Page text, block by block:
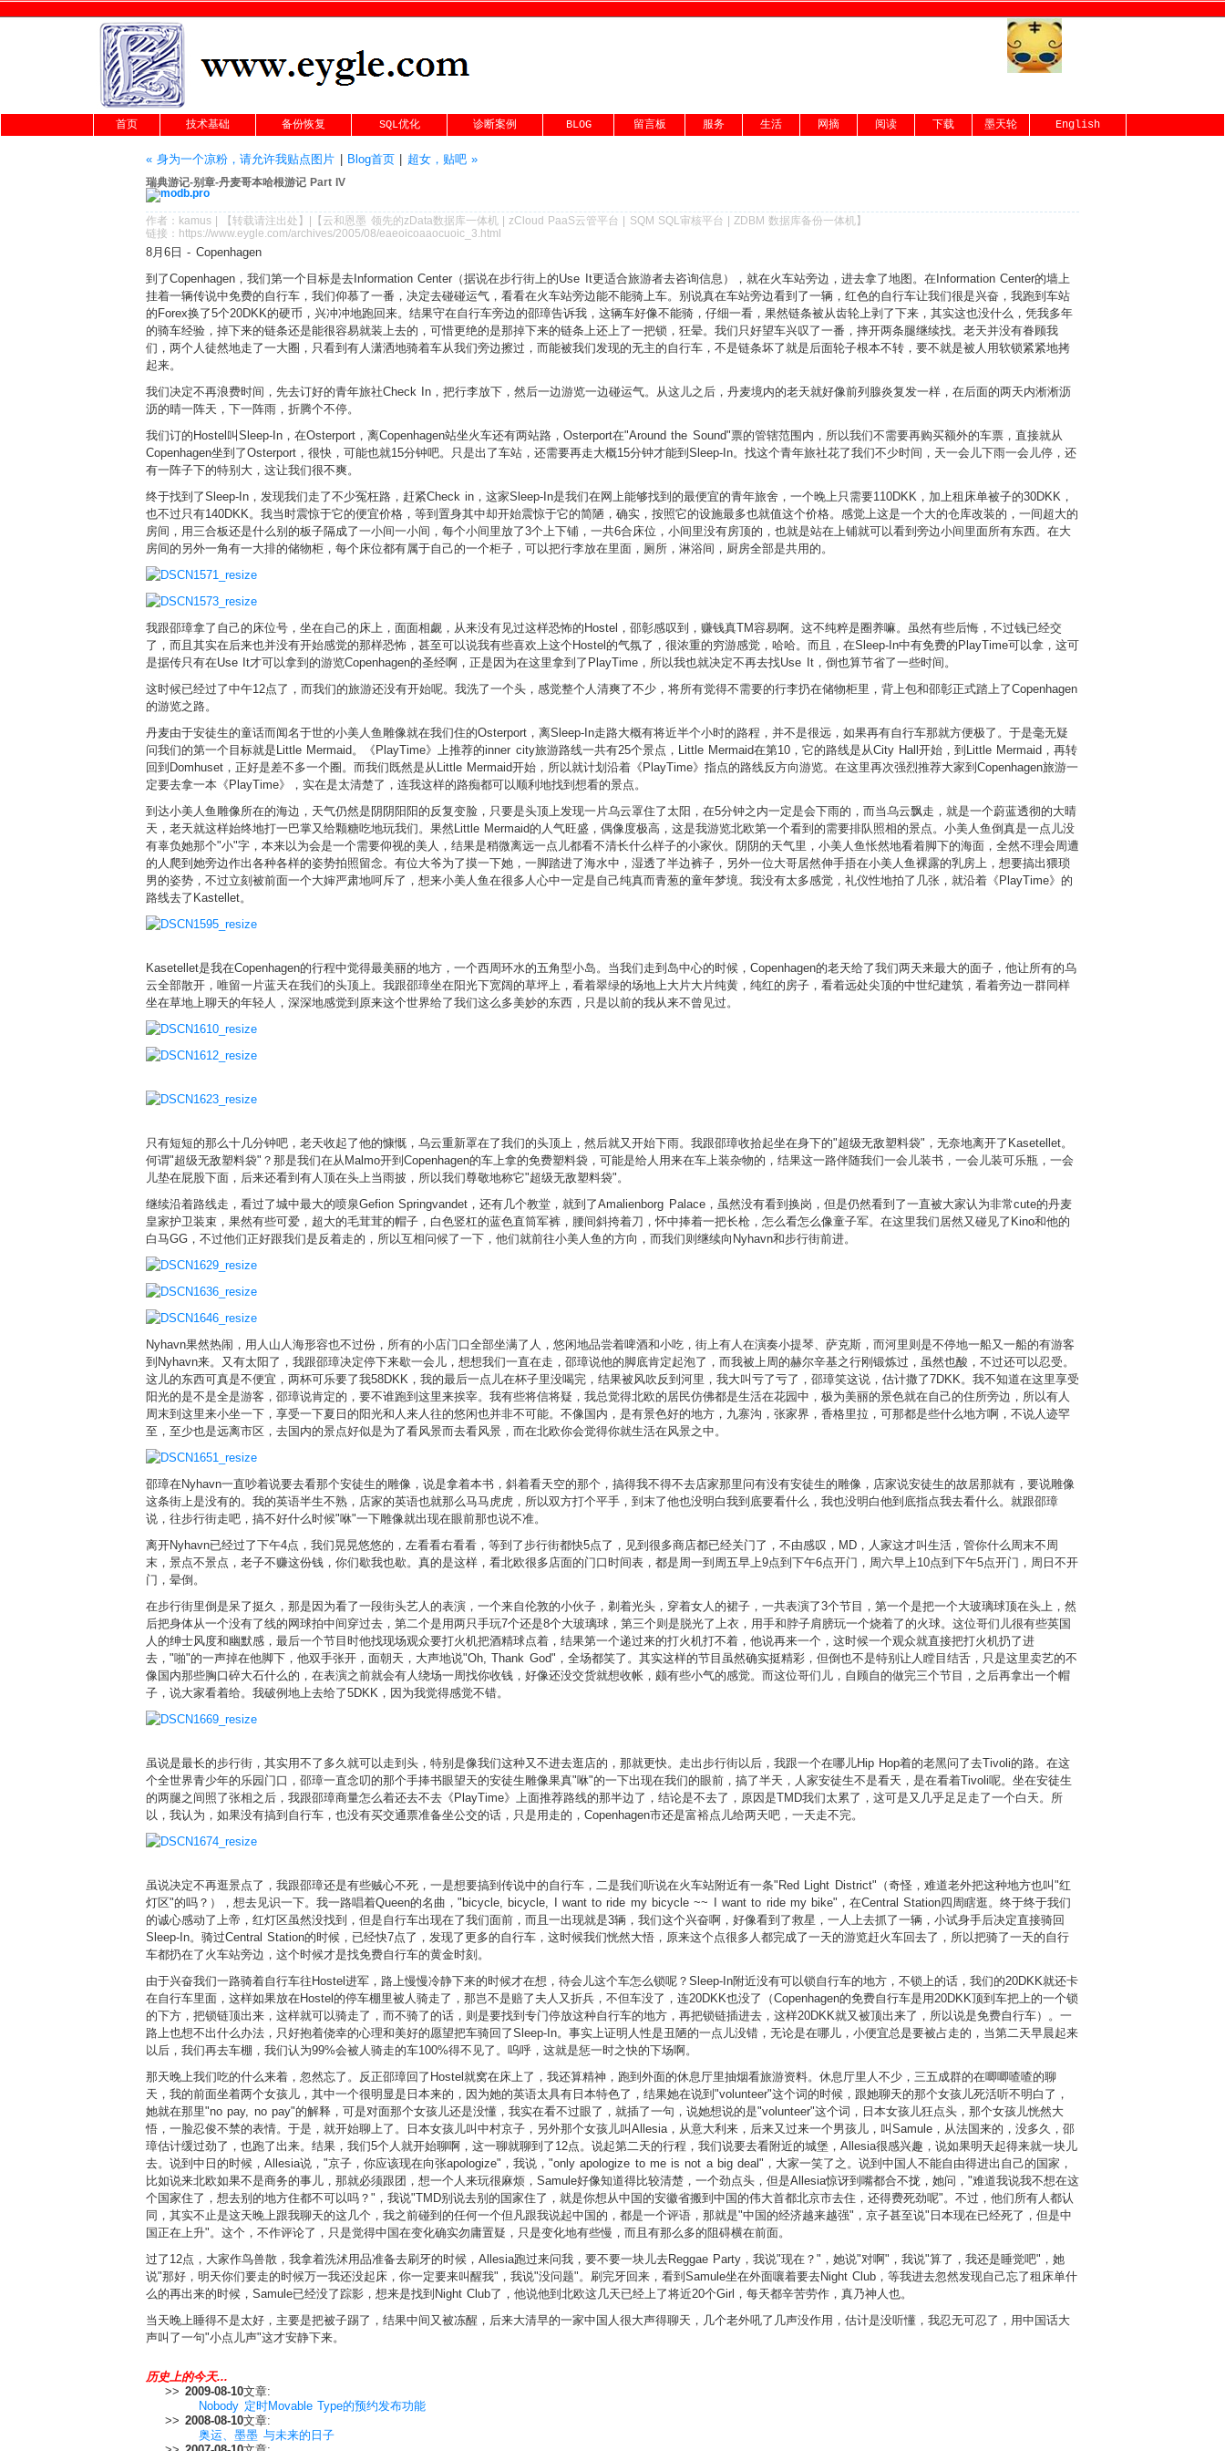
首页 技术基础 备份恢复 SQL优化 诊断案例 BLOG 留言板 服务 生活 网摘 阅读 下载 墨天轮 English
« 身为一个凉粉，请允许我贴点图片 Blog首页| 超女，贴吧 »
瑞典游记-别章-丹麦哥本哈根游记 Part IV
作者：kamus | 【转载请注出处 】|【 云和恩墨 领先的zData数据库一体机|zCloud PaaS云管平台 SQM SQL审核平台 |ZDBM 数据库备份一体机】
链接： https://www.eygle.com/archives/2005/08/eaeoicoaaocuoic_3.html
8月6日 - Copenhagen
到了Copenhagen，我们第一个目标是去Information Center（据说在步行街上的Use It更适合旅游者去咨询信息），就在火车站旁边，进去拿了地图。在Information Center的墙上
挂着一辆传说中免费的自行车，我们仰慕了一番，决定去碰碰运气，看看在火车站旁边能不能骑上车。别说真在车站旁边看到了一辆，红色的自行车让我们很是兴奋，我跑到车站
的Forex换了5个20DKK的硬币，兴冲冲地跑回来。结果守在自行车旁边的邵璋告诉我，这辆车好像不能骑，仔细一看，果然链条被从齿轮上剥了下来，其实这也没什么，凭我多年
的骑车经验，掉下来的链条还是能很容易就装上去的，可惜更绝的是那掉下来的链条上还上了一把锁，狂晕。我们只好望车兴叹了一番，摔开两条腿继续找。老天并没有眷顾我
们，两个人徒然地走了一大圈，只看到有人潇洒地骑着车从我们旁边擦过，而能被我们发现的无主的自行车，不是链条坏了就是后面轮子根本不转，要不就是被人用软锁紧紧地拷
起来。
我们决定不再浪费时间，先去订好的青年旅社Check In，把行李放下，然后一边游览一边碰运气。从这儿之后，丹麦境内的老天就好像前列腺炎复发一样，在后面的两天内淅淅沥
沥的晴一阵天，下一阵雨，折腾个不停。
我们订的Hostel叫Sleep-In，在Osterport，离Copenhagen站坐火车还有两站路，Osterport在"Around the Sound"票的管辖范围内，所以我们不需要再购买额外的车票，直接就从
Copenhagen坐到了Osterport，很快，可能也就15分钟吧。只是出了车站，还需要再走大概15分钟才能到Sleep-In。找这个青年旅社花了我们不少时间，天一会儿下雨一会儿停，还
有一阵子下的特别大，这让我们很不爽。
终于找到了Sleep-In，发现我们走了不少冤枉路，赶紧Check in，这家Sleep-In是我们在网上能够找到的最便宜的青年旅舍，一个晚上只需要110DKK，加上租床单被子的30DKK，
也不过只有140DKK。我当时震惊于它的便宜价格，等到置身其中却开始震惊于它的简陋，确实，按照它的设施最多也就值这个价格。感觉上这是一个大的仓库改装的，一间超大的
房间，用三合板还是什么别的板子隔成了一小间一小间，每个小间里放了3个上下铺，一共6合床位，小间里没有房顶的，也就是站在上铺就可以看到旁边小间里面所有东西。在大
房间的另外一角有一大排的储物柜，每个床位都有属于自己的一个柜子，可以把行李放在里面，厕所，淋浴间，厨房全部是共用的。
我跟邵璋拿了自己的床位号，坐在自己的床上，面面相觑，从来没有见过这样恐怖的Hostel，邵彰感叹到，赚钱真TM容易啊。这不纯粹是圈养嘛。虽然有些后悔，不过钱已经交
了，而且其实在后来也并没有开始感觉的那样恐怖，甚至可以说我有些喜欢上这个Hostel的气氛了，很浓重的穷游感觉，哈哈。而且，在Sleep-In中有免费的PlayTime可以拿，这可
是据传只有在Use It才可以拿到的游览Copenhagen的圣经啊，正是因为在这里拿到了PlayTime，所以我也就决定不再去找Use It，倒也算节省了一些时间。
这时候已经过了中午12点了，而我们的旅游还没有开始呢。我洗了一个头，感觉整个人清爽了不少，将所有觉得不需要的行李扔在储物柜里，背上包和邵彰正式踏上了Copenhagen
的游览之路。
丹麦由于安徒生的童话而闻名于世的小美人鱼雕像就在我们住的Osterport，离Sleep-In走路大概有将近半个小时的路程，并不是很远，如果再有自行车那就方便极了。于是毫无疑
问我们的第一个目标就是Little Mermaid。《PlayTime》上推荐的inner city旅游路线一共有25个景点，Little Mermaid在第10，它的路线是从City Hall开始，到Little Mermaid，再转
回到Domhuset，正好是差不多一个圈。而我们既然是从Little Mermaid开始，所以就计划沿着《PlayTime》指点的路线反方向游览。在这里再次强烈推荐大家到Copenhagen旅游一
定要去拿一本《PlayTime》，实在是太清楚了，连我这样的路痴都可以顺利地找到想看的景点。
到达小美人鱼雕像所在的海边，天气仍然是阴阴阳阳的反复变脸，只要是头顶上发现一片乌云罩住了太阳，在5分钟之内一定是会下雨的，而当乌云飘走，就是一个蔚蓝透彻的大晴
天，老天就这样始终地打一巴掌又给颗糖吃地玩我们。果然Little Mermaid的人气旺盛，偶像度极高，这是我游览北欧第一个看到的需要排队照相的景点。小美人鱼倒真是一点儿没
有辜负她那个"小"字，本来以为会是一个需要仰视的美人，结果是稍微离远一点儿都看不清长什么样子的小家伙。阴阴的天气里，小美人鱼怅然地看着脚下的海面，全然不理会周遭
的人爬到她旁边作出各种各样的姿势拍照留念。有位大爷为了摸一下她，一脚踏进了海水中，湿透了半边裤子，另外一位大哥居然伸手捂在小美人鱼裸露的乳房上，想要搞出猥琐
男的姿势，不过立刻被前面一个大婶严肃地呵斥了，想来小美人鱼在很多人心中一定是自己纯真而青葱的童年梦境。我没有太多感觉，礼仪性地拍了几张，就沿着《PlayTime》的
路线去了Kastellet。
Kasetellet是我在Copenhagen的行程中觉得最美丽的地方，一个西周环水的五角型小岛。当我们走到岛中心的时候，Copenhagen的老天给了我们两天来最大的面子，他让所有的乌
云全部散开，唯留一片蓝天在我们的头顶上。我跟邵璋坐在阳光下宽阔的草坪上，看着翠绿的场地上大片大片纯黄，纯红的房子，看着远处尖顶的中世纪建筑，看着旁边一群同样
坐在草地上聊天的年轻人，深深地感觉到原来这个世界给了我们这么多美妙的东西，只是以前的我从来不曾见过。
只有短短的那么十几分钟吧，老天收起了他的慷慨，乌云重新罩在了我们的头顶上，然后就又开始下雨。我跟邵璋收拾起坐在身下的"超级无敌塑料袋"，无奈地离开了Kasetellet。
何谓"超级无敌塑料袋"？那是我们在从Malmo开到Copenhagen的车上拿的免费塑料袋，可能是给人用来在车上装杂物的，结果这一路伴随我们一会儿装书，一会儿装可乐瓶，一会
儿垫在屁股下面，后来还看到有人顶在头上当雨披，所以我们尊敬地称它"超级无敌塑料袋"。
继续沿着路线走，看过了城中最大的喷泉Gefion Springvandet，还有几个教堂，就到了Amalienborg Palace，虽然没有看到换岗，但是仍然看到了一直被大家认为非常cute的丹麦
皇家护卫装束，果然有些可爱，超大的毛茸茸的帽子，白色竖杠的蓝色直筒军裤，腰间斜挎着刀，怀中捧着一把长枪，怎么看怎么像童子军。在这里我们居然又碰见了Kino和他的
白马GG，不过他们正好跟我们是反着走的，所以互相问候了一下，他们就前往小美人鱼的方向，而我们则继续向Nyhavn和步行街前进。
Nyhavn果然热闹，用人山人海形容也不过份，所有的小店门口全部坐满了人，悠闲地品尝着啤酒和小吃，街上有人在演奏小提琴、萨克斯，而河里则是不停地一船又一船的有游客
到Nyhavn来。又有太阳了，我跟邵璋决定停下来歇一会儿，想想我们一直在走，邵璋说他的脚底肯定起泡了，而我被上周的赫尔辛基之行刚锻炼过，虽然也酸，不过还可以忍受。
这儿的东西可真是不便宜，两杯可乐要了我58DKK，我的最后一点儿在杯子里没喝完，结果被风吹反到河里，我大叫亏了亏了，邵璋笑这说，估计撒了7DKK。我不知道在这里享受
阳光的是不是全是游客，邵璋说肯定的，要不谁跑到这里来挨宰。我有些将信将疑，我总觉得北欧的居民仿佛都是生活在花园中，极为美丽的景色就在自己的住所旁边，所以有人
周末到这里来小坐一下，享受一下夏日的阳光和人来人往的悠闲也并非不可能。不像国内，是有景色好的地方，九寨沟，张家界，香格里拉，可那都是些什么地方啊，不说人迹罕
至，至少也是远离市区，去国内的景点好似是为了看风景而去看风景，而在北欧你会觉得你就生活在风景之中。
邵璋在Nyhavn一直吵着说要去看那个安徒生的雕像，说是拿着本书，斜着看天空的那个，搞得我不得不去店家那里问有没有安徒生的雕像，店家说安徒生的故居那就有，要说雕像
这条街上是没有的。我的英语半生不熟，店家的英语也就那么马马虎虎，所以双方打个平手，到末了他也没明白我到底要看什么，我也没明白他到底指点我去看什么。就跟邵璋
说，往步行街走吧，搞不好什么时候"咻"一下雕像就出现在眼前那也说不准。
离开Nyhavn已经过了下午4点，我们晃晃悠悠的，左看看右看看，等到了步行街都快5点了，见到很多商店都已经关门了，不由感叹，MD，人家这才叫生活，管你什么周末不周
末，景点不景点，老子不赚这份钱，你们歇我也歇。真的是这样，看北欧很多店面的门口时间表，都是周一到周五早上9点到下午6点开门，周六早上10点到下午5点开门，周日不开
门，晕倒。
在步行街里倒是呆了挺久，那是因为看了一段街头艺人的表演，一个来自伦敦的小伙子，剃着光头，穿着女人的裙子，一共表演了3个节目，第一个是把一个大玻璃球顶在头上，然
后把身体从一个没有了线的网球拍中间穿过去，第二个是用两只手玩7个还是8个大玻璃球，第三个则是脱光了上衣，用手和脖子肩膀玩一个烧着了的火球。这位哥们儿很有些英国
人的绅士风度和幽默感，最后一个节目时他找现场观众要打火机把酒精球点着，结果第一个递过来的打火机打不着，他说再来一个，这时候一个观众就直接把打火机扔了进
去，"啪"的一声掉在他脚下，他双手张开，面朝天，大声地说"Oh, Thank God"，全场都笑了。其实这样的节目虽然确实挺精彩，但倒也不是特别让人瞠目结舌，只是这里卖艺的不
像国内那些胸口碎大石什么的，在表演之前就会有人绕场一周找你收钱，好像还没交货就想收帐，颇有些小气的感觉。而这位哥们儿，自顾自的做完三个节目，之后再拿出一个帽
子，说大家看着给。我破例地上去给了5DKK，因为我觉得感觉不错。
虽说是最长的步行街，其实用不了多久就可以走到头，特别是像我们这种又不进去逛店的，那就更快。走出步行街以后，我跟一个在哪儿Hip Hop着的老黑问了去Tivoli的路。在这
个全世界青少年的乐园门口，邵璋一直念叨的那个手捧书眼望天的安徒生雕像果真"咻"的一下出现在我们的眼前，搞了半天，人家安徒生不是看天，是在看着Tivoli呢。坐在安徒生
的两腿之间照了张相之后，我跟邵璋商量怎么着还去不去《PlayTime》上面推荐路线的那半边了，结论是不去了，原因是TMD我们太累了，这可是又几乎足足走了一个白天。所
以，我认为，如果没有搞到自行车，也没有买交通票准备坐公交的话，只是用走的，Copenhagen市还是富裕点儿给两天吧，一天走不完。
虽说决定不再逛景点了，我跟邵璋还是有些贼心不死，一是想要搞到传说中的自行车，二是我们听说在火车站附近有一条"Red Light District"（奇怪，难道老外把这种地方也叫"红
灯区"的吗？），想去见识一下。我一路唱着Queen的名曲，"bicycle, bicycle, I want to ride my bicycle ~~ I want to ride my bike"，在Central Station四周瞎逛。终于终于我们
的诚心感动了上帝，红灯区虽然没找到，但是自行车出现在了我们面前，而且一出现就是3辆，我们这个兴奋啊，好像看到了救星，一人上去抓了一辆，小试身手后决定直接骑回
Sleep-In。骑过Central Station的时候，已经快7点了，发现了更多的自行车，这时候我们恍然大悟，原来这个点很多人都完成了一天的游览赶火车回去了，所以把骑了一天的自行
车都扔在了火车站旁边，这个时候才是找免费自行车的黄金时刻。
由于兴奋我们一路骑着自行车往Hostel进军，路上慢慢冷静下来的时候才在想，待会儿这个车怎么锁呢？Sleep-In附近没有可以锁自行车的地方，不锁上的话，我们的20DKK就还卡
在自行车里面，这样如果放在Hostel的停车棚里被人骑走了，那岂不是赔了夫人又折兵，不但车没了，连20DKK也没了（Copenhagen的免费自行车是用20DKK顶到车把上的一个锁
的下方，把锁链顶出来，这样就可以骑走了，而不骑了的话，则是要找到专门停放这种自行车的地方，再把锁链插进去，这样20DKK就又被顶出来了，所以说是免费自行车）。一
路上也想不出什么办法，只好抱着侥幸的心理和美好的愿望把车骑回了Sleep-In。事实上证明人性是丑陋的一点儿没错，无论是在哪儿，小便宜总是要被占走的，当第二天早晨起来
以后，我们再去车棚，我们认为99%会被人骑走的车100%得不见了。呜呼，这就是惩一时之快的下场啊。
那天晚上我们吃的什么来着，忽然忘了。反正邵璋回了Hostel就窝在床上了，我还算精神，跑到外面的休息厅里抽烟看旅游资料。休息厅里人不少，三五成群的在唧唧喳喳的聊
天，我的前面坐着两个女孩儿，其中一个很明显是日本来的，因为她的英语太具有日本特色了，结果她在说到"volunteer"这个词的时候，跟她聊天的那个女孩儿死活听不明白了，
她就在那里"no pay, no pay"的解释，可是对面那个女孩儿还是没懂，我实在看不过眼了，就插了一句，说她想说的是"volunteer"这个词，日本女孩儿狂点头，那个女孩儿恍然大
悟，一脸忍俊不禁的表情。于是，就开始聊上了。日本女孩儿叫中村京子，另外那个女孩儿叫Allesia，从意大利来，后来又过来一个男孩儿，叫Samule，从法国来的，没多久，邵
璋估计缓过劲了，也跑了出来。结果，我们5个人就开始聊啊，这一聊就聊到了12点。说起第二天的行程，我们说要去看附近的城堡，Allesia很感兴趣，说如果明天起得来就一块儿
去。说到中日的时候，Allesia说，"京子，你应该现在向张apologize"，我说，"only apologize to me is not a big deal"，大家一笑了之。说到中国人不能自由得进出自己的国家，
比如说来北欧如果不是商务的事儿，那就必须跟团，想一个人来玩很麻烦，Samule好像知道得比较清楚，一个劲点头，但是Allesia惊讶到嘴都合不拢，她问，"难道我说我不想在这
个国家住了，想去别的地方住都不可以吗？"，我说"TMD别说去别的国家住了，就是你想从中国的安徽省搬到中国的伟大首都北京市去住，还得费死劲呢"。不过，他们所有人都认
同，其实不止是这天晚上跟我聊天的这几个，我之前碰到的任何一个但凡跟我说起中国的，都是一个评语，那就是"中国的经济越来越强"，京子甚至说"日本现在已经死了，但是中
国正在上升"。这个，不作评论了，只是觉得中国在变化确实勿庸置疑，只是变化地有些慢，而且有那么多的阻碍横在前面。
过了12点，大家作鸟兽散，我拿着洗沭用品准备去刷牙的时候，Allesia跑过来问我，要不要一块儿去Reggae Party，我说"现在？"，她说"对啊"，我说"算了，我还是睡觉吧"，她
说"那好，明天你们要走的时候万一我还没起床，你一定要来叫醒我"，我说"没问题"。刷完牙回来，看到Samule坐在外面嚷着要去Night Club，等我进去忽然发现自己忘了租床单什
么的再出来的时候，Samule已经没了踪影，想来是找到Night Club了，他说他到北欧这几天已经上了将近20个Girl，每天都辛苦劳作，真乃神人也。
当天晚上睡得不是太好，主要是把被子踢了，结果中间又被冻醒，后来大清早的一家中国人很大声得聊天，几个老外吼了几声没作用，估计是没听懂，我忍无可忍了，用中国话大
声叫了一句"小点儿声"这才安静下来。
历史上的今天...
>> 2009-08-10文章:
Nobody 定时Movable Type的预约发布功能
>> 2008-08-10文章:
奥运、墨墨 与未来的日子